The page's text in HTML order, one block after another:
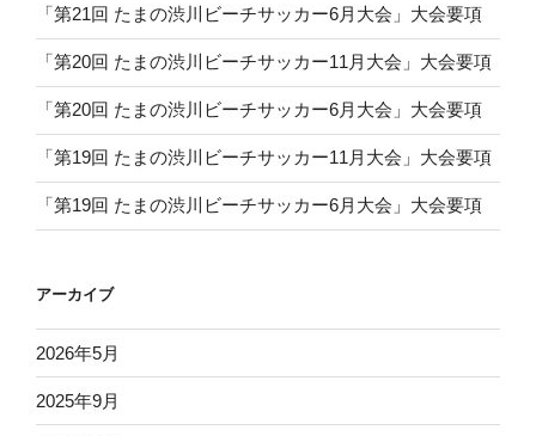
「第21回 たまの渋川ビーチサッカー6月大会」大会要項
「第20回 たまの渋川ビーチサッカー11月大会」大会要項
「第20回 たまの渋川ビーチサッカー6月大会」大会要項
「第19回 たまの渋川ビーチサッカー11月大会」大会要項
「第19回 たまの渋川ビーチサッカー6月大会」大会要項
アーカイブ
2026年5月
2025年9月